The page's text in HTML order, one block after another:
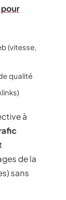
(vitesse,
qualité
à
de la
sans